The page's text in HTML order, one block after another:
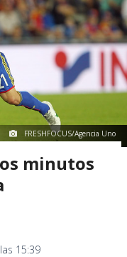
FRESHFOCUS/Agencia Uno
minutos
15:39